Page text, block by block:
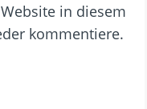
in diesem
kommentiere.